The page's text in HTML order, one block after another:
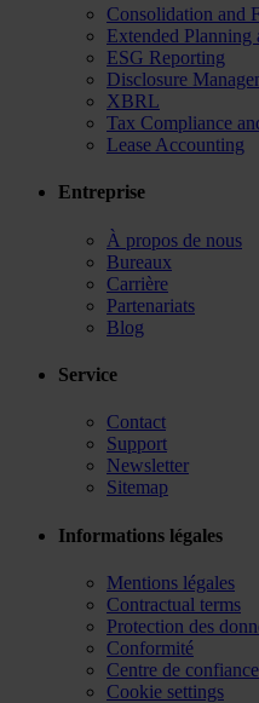
Consolidation and
Extended
ESG Reporting
Disclosure
XBRL
Tax Compliance
Lease Accounting
Entreprise
À propos de nous
Bureaux
Carrière
Partenariats
Blog
Service
Contact
Support
Newsletter
Sitemap
Informations légales
Mentions légales
Contractual terms
Protection des
Conformité
Centre de confiance
Cookie settings